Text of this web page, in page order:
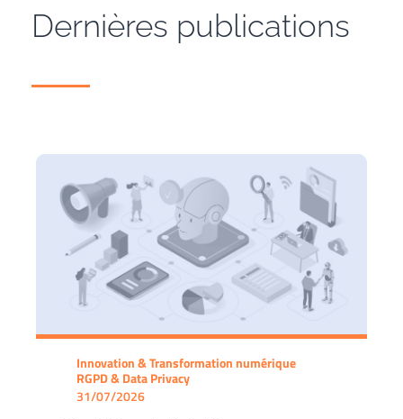
Dernières publications
Innovation & Transformation numérique
RGPD & Data Privacy
31/07/2026